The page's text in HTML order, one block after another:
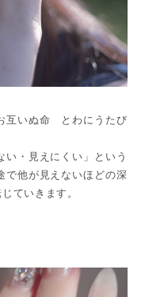
いぬ命 とわにうたび
・見えにくい」という
で他が見えないほどの深
ていきます。